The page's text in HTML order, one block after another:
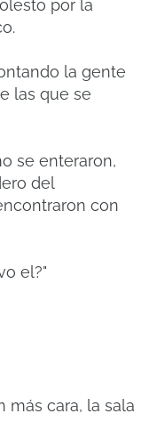
por la
la gente
las que se
se enteraron,
del
con
el?"
más cara, la sala